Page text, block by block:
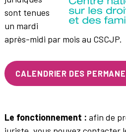
sont tenues
un mardi
après-midi par mois au CSCJP.
CALENDRIER DES
Le fonctionnement : afin de